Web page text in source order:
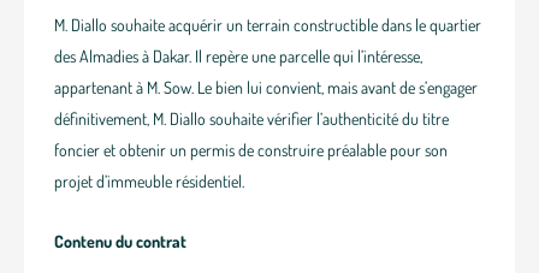
M. Diallo souhaite acquérir un terrain constructible dans le quartier
des Almadies à Dakar. Il repère une parcelle qui l’intéresse,
appartenant à M. Sow. Le bien lui convient, mais avant de s’engager
définitivement, M. Diallo souhaite vérifier l’authenticité du titre
foncier et obtenir un permis de construire préalable pour son
projet d’immeuble résidentiel.
Contenu du contrat